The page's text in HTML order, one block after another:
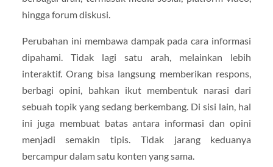
hingga forum diskusi.
Perubahan ini membawa dampak pada cara informasi
dipahami. Tidak lagi satu arah, melainkan lebih
interaktif. Orang bisa langsung memberikan respons,
berbagi opini, bahkan ikut membentuk narasi dari
sebuah topik yang sedang berkembang. Di sisi lain, hal
ini juga membuat batas antara informasi dan opini
menjadi semakin tipis. Tidak jarang keduanya
bercampur dalam satu konten yang sama.